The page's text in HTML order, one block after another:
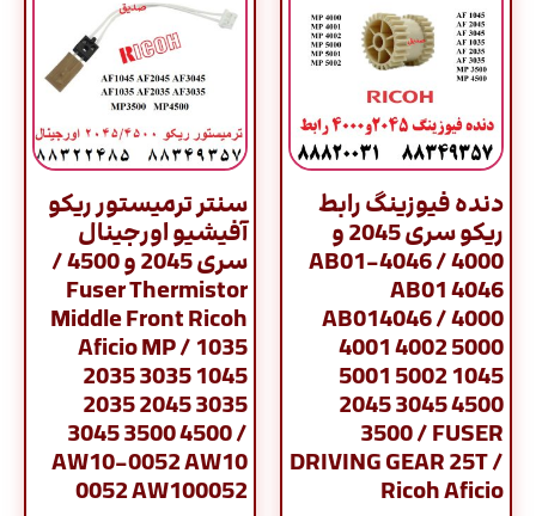
دنده فیوزینگ رابط
ریکو سری 2045 و
4000 / AB01-4046
AB01 4046
AB014046 / 4000
4001 4002 5000
5001 5002 1045
2045 3045 4500
3500 / FUSER
DRIVING GEAR 25T /
Ricoh Aficio
سنتر ترمیستور ریکو
آفیشیو اورجینال
سری 2045 و 4500 /
Fuser Thermistor
Middle Front Ricoh
Aficio MP / 1035
2035 3035 1045
2035 2045 3035
3045 3500 4500 /
AW10-0052 AW10
0052 AW100052